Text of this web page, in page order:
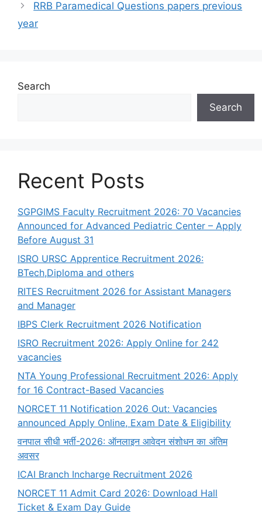
RRB Paramedical Questions papers previous
year
Search
Search
Recent Posts
SGPGIMS Faculty Recruitment 2026: 70 Vacancies
Announced for Advanced Pediatric Center – Apply
Before August 31
ISRO URSC Apprentice Recruitment 2026:
BTech,Diploma and others
RITES Recruitment 2026 for Assistant Managers
and Manager
IBPS Clerk Recruitment 2026 Notification
ISRO Recruitment 2026: Apply Online for 242
vacancies
NTA Young Professional Recruitment 2026: Apply
for 16 Contract-Based Vacancies
NORCET 11 Notification 2026 Out: Vacancies
announced Apply Online, Exam Date & Eligibility
वनपाल सीधी भर्ती-2026: ऑनलाइन आवेदन संशोधन का अंतिम
अवसर
ICAI Branch Incharge Recruitment 2026
NORCET 11 Admit Card 2026: Download Hall
Ticket & Exam Day Guide